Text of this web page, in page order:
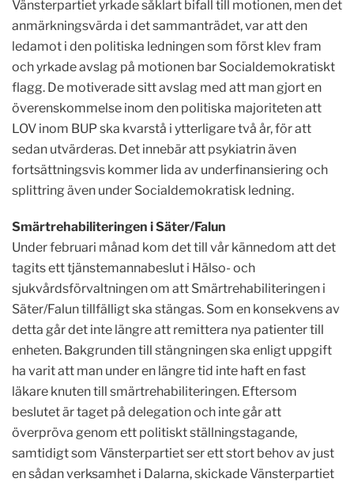
Vänsterpartiet yrkade såklart bifall till motionen, men det
anmärkningsvärda i det sammanträdet, var att den
ledamot i den politiska ledningen som först klev fram
och yrkade avslag på motionen bar Socialdemokratiskt
flagg. De motiverade sitt avslag med att man gjort en
överenskommelse inom den politiska majoriteten att
LOV inom BUP ska kvarstå i ytterligare två år, för att
sedan utvärderas. Det innebär att psykiatrin även
fortsättningsvis kommer lida av underfinansiering och
splittring även under Socialdemokratisk ledning.
Smärtrehabiliteringen i Säter/Falun
Under februari månad kom det till vår kännedom att det
tagits ett tjänstemannabeslut i Hälso- och
sjukvårdsförvaltningen om att Smärtrehabiliteringen i
Säter/Falun tillfälligt ska stängas. Som en konsekvens av
detta går det inte längre att remittera nya patienter till
enheten. Bakgrunden till stängningen ska enligt uppgift
ha varit att man under en längre tid inte haft en fast
läkare knuten till smärtrehabiliteringen. Eftersom
beslutet är taget på delegation och inte går att
överpröva genom ett politiskt ställningstagande,
samtidigt som Vänsterpartiet ser ett stort behov av just
en sådan verksamhet i Dalarna, skickade Vänsterpartiet